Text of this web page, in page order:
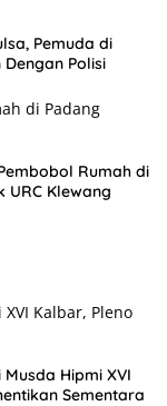
Pemuda di
Polisi
Rumah di
URC Klewang
Hipmi XVI
Sementara